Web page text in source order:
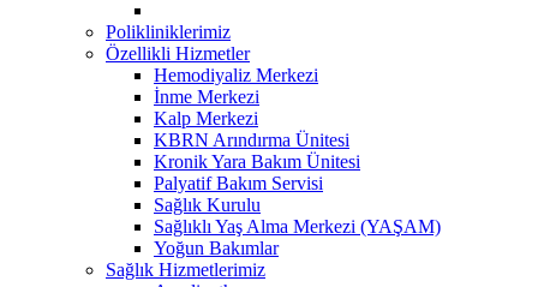
Polikliniklerimiz
Özellikli Hizmetler
Hemodiyaliz Merkezi
İnme Merkezi
Kalp Merkezi
KBRN Arındırma Ünitesi
Kronik Yara Bakım Ünitesi
Palyatif Bakım Servisi
Sağlık Kurulu
Sağlıklı Yaş Alma Merkezi (YAŞAM)
Yoğun Bakımlar
Sağlık Hizmetlerimiz